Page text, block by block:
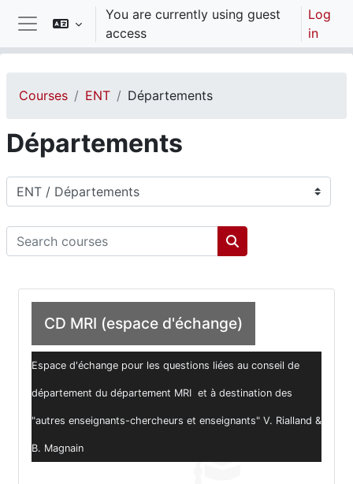
Skip to main content
Side panel
You are currently using guest
access
Log
in
Courses ENT Départements
Départements
Course categories
Search courses
Search courses
CD MRI (espace d'échange)
Espace d'échange pour les questions liées au conseil de
département du département MRI et à destination des
"autres enseignants-chercheurs et enseignants" V. Rialland &
B. Magnain